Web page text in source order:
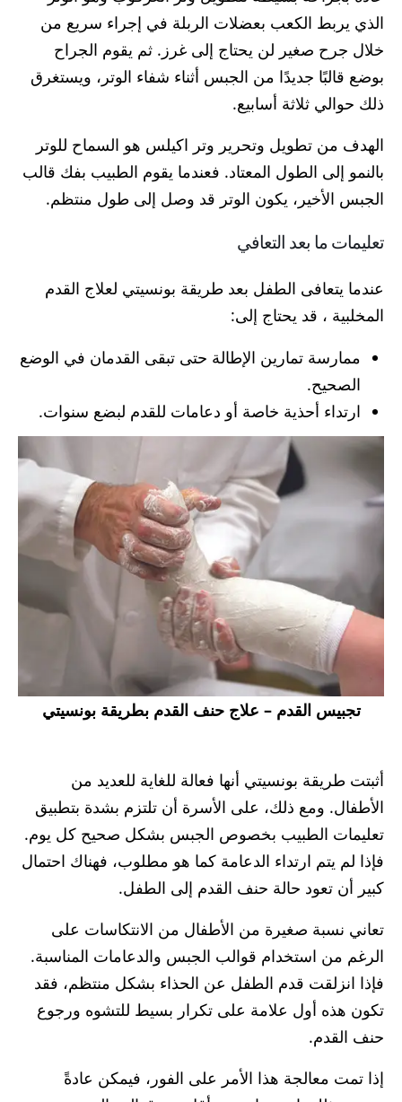
الذي يربط الكعب بعضلات الربلة في إجراء سريع من
خلال جرح صغير لن يحتاج إلى غرز. ثم يقوم الجراح
بوضع قالبًا جديدًا من الجبس أثناء شفاء الوتر، ويستغرق
ذلك حوالي ثلاثة أسابيع.
الهدف من تطويل وتحرير وتر اكيلس هو السماح للوتر
بالنمو إلى الطول المعتاد. فعندما يقوم الطبيب بفك قالب
الجبس الأخير، يكون الوتر قد وصل إلى طول منتظم.
تعليمات ما بعد التعافي
عندما يتعافى الطفل بعد طريقة بونسيتي لعلاج القدم
المخلبية ، قد يحتاج إلى:
ممارسة تمارين الإطالة حتى تبقى القدمان في الوضع
الصحيح.
ارتداء أحذية خاصة أو دعامات للقدم لبضع سنوات.
تجبيس القدم – علاج حنف القدم بطريقة بونسيتي
أثبتت طريقة بونسيتي أنها فعالة للغاية للعديد من
الأطفال. ومع ذلك، على الأسرة أن تلتزم بشدة بتطبيق
تعليمات الطبيب بخصوص الجبس بشكل صحيح كل يوم.
فإذا لم يتم ارتداء الدعامة كما هو مطلوب، فهناك احتمال
كبير أن تعود حالة حنف القدم إلى الطفل.
تعاني نسبة صغيرة من الأطفال من الانتكاسات على
الرغم من استخدام قوالب الجبس والدعامات المناسبة.
فإذا انزلقت قدم الطفل عن الحذاء بشكل منتظم، فقد
تكون هذه أول علامة على تكرار بسيط للتشوه ورجوع
حنف القدم.
إذا تمت معالجة هذا الأمر على الفور، فيمكن عادةً